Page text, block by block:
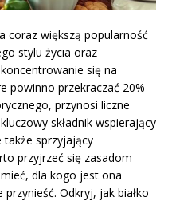
coraz większą popularność
stylu życia oraz
się na
powinno przekraczać 20%
przynosi liczne
składnik wspierający
także sprzyjający
przyjrzeć się zasadom
dla kogo jest ona
Odkryj, jak białko